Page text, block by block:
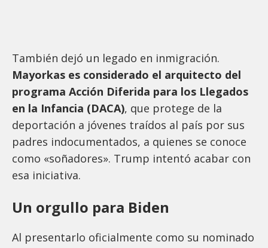
También dejó un legado en inmigración.
Mayorkas es considerado el arquitecto del
programa Acción Diferida para los Llegados
en la Infancia (DACA), que protege de la
deportación a jóvenes traídos al país por sus
padres indocumentados, a quienes se conoce
como «soñadores». Trump intentó acabar con
esa iniciativa.
Un orgullo para Biden
Al presentarlo oficialmente como su nominado